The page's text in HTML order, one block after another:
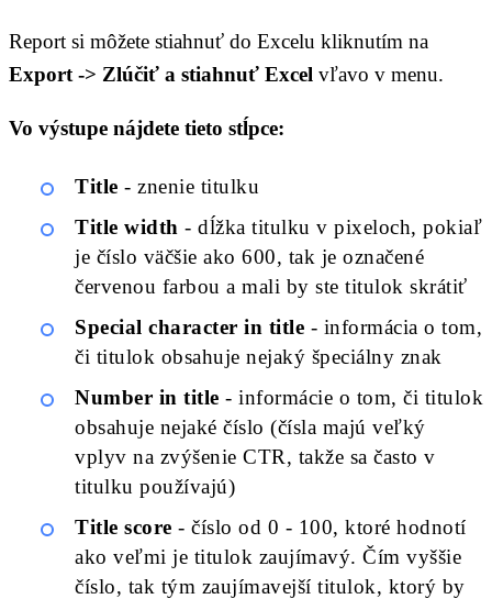
Report si môžete stiahnuť do Excelu kliknutím na
Export -> Zlúčiť a stiahnuť Excel vľavo v menu.
Vo výstupe nájdete tieto stĺpce:
Title - znenie titulku
Title width - dĺžka titulku v pixeloch, pokiaľ
je číslo väčšie ako 600, tak je označené
červenou farbou a mali by ste titulok skrátiť
Special character in title - informácia o tom,
či titulok obsahuje nejaký špeciálny znak
Number in title - informácie o tom, či titulok
obsahuje nejaké číslo (čísla majú veľký
vplyv na zvýšenie CTR, takže sa často v
titulku používajú)
Title score - číslo od 0 - 100, ktoré hodnotí
ako veľmi je titulok zaujímavý. Čím vyššie
číslo, tak tým zaujímavejší titulok, ktorý by